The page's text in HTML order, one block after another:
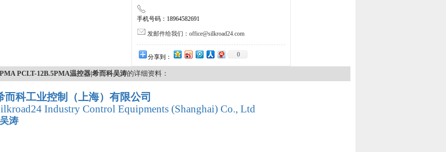
手机号码：18964582691
发邮件给我们：office@silkroad24.com
分享到： 0
PMA PCLT-12B.5PMA温控器|希而科吴涛的详细资料：
而科工业控制（上海）有限公司
Industry Control Equipments (Shanghai) Co., Ltd
吴涛